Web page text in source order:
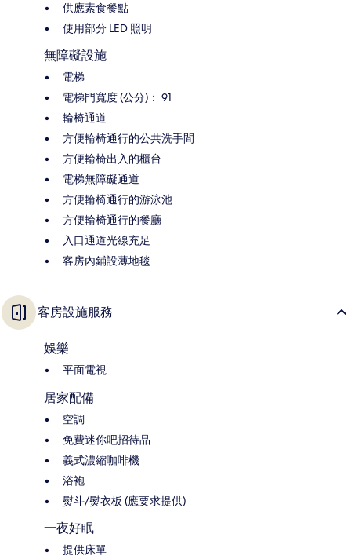
供應素食餐點
使用部分 LED 照明
無障礙設施
電梯
電梯門寬度 (公分)： 91
輪椅通道
方便輪椅通行的公共洗手間
方便輪椅出入的櫃台
電梯無障礙通道
方便輪椅通行的游泳池
方便輪椅通行的餐廳
入口通道光線充足
客房內鋪設薄地毯
客房設施服務
娛樂
平面電視
居家配備
空調
免費迷你吧招待品
義式濃縮咖啡機
浴袍
熨斗/熨衣板 (應要求提供)
一夜好眠
提供床單